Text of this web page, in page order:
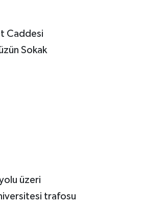
Caddesi
Sokak
üzeri
trafosu